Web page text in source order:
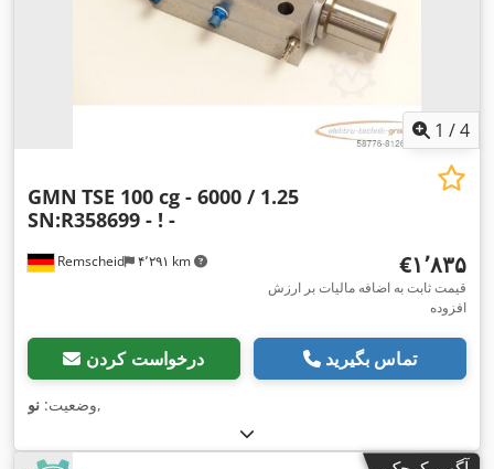
1 /4
Remscheid ۴٬۲۹۱ km
GMN TSE 100 cg - 6000 / 1.25
SN:R358699 - ! -
‎€۱٬۸۳۵
قیمت ثابت به اضافه مالیات بر ارزش
افزوده
درخواست کردن تماس بگیرید
وضعیت: نو ,